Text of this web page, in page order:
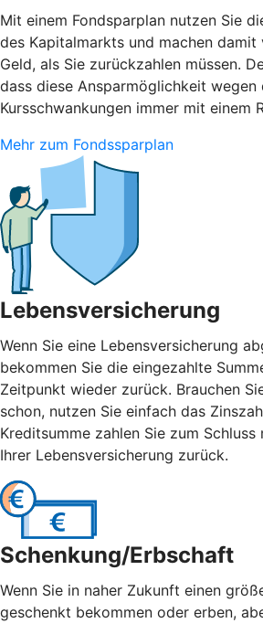
Mit einem Fondsparplan nutzen Sie
des Kapitalmarkts und machen
Geld, als Sie zurückzahlen müssen.
dass diese Ansparmöglichkeit wegen
Kursschwankungen immer mit einem
Mehr zum Fondssparplan
Lebensversicherung
Wenn Sie eine Lebensversicherung
bekommen Sie die eingezahlte
Zeitpunkt wieder zurück. Brauchen
schon, nutzen Sie einfach das
Kreditsumme zahlen Sie zum
Ihrer Lebensversicherung zurück.
Schenkung/Erbschaft
Wenn Sie in naher Zukunft einen
geschenkt bekommen oder erben,